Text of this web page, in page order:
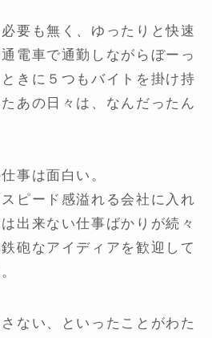
要も無く、ゆったりと快速
電車で通勤しながらぼーっ
きに５つもバイトを掛け持
あの日々は、なんだったん
事は面白い。
ピード感溢れる会社に入れ
出来ない仕事ばかりが続々
砲なアイディアを歓迎して
ない、といったことがわた